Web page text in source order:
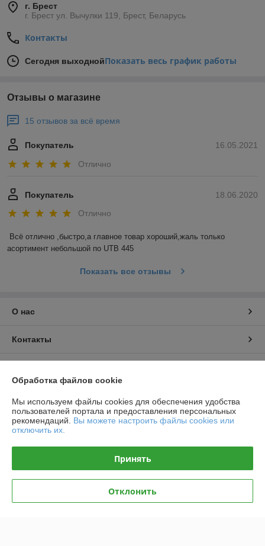
г. Брест
г. Брест ул. Вычулки 119, Брест, Беларусь
Контакты
Сегодня выходнойПоказать весь график работы
Отзывы о магазине
15 отзывов за всё время
16.05.2021
Покупатель
Отлично
18.06.2020
Покупатель
Отлично
Всё отлично ,быстро,а главное товар хороший,жаль только
асортимент небольшой по UTB 445
Показать все отзывы
О нас
Контакты
Полная версия сайта
Политика обработки cookies
Сайт создан на платформе Deal.by
Обработка файлов cookie
Мы используем файлы cookies для обеспечения удобства
пользователей портала и предоставления персональных
рекомендаций. Вы можете настроить файлы cookies или
отключить их.
Принять
Отклонить